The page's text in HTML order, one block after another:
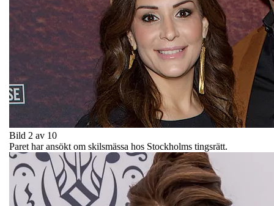
Bild 2 av 10
Paret har ansökt om skilsmässa hos Stockholms tingsrätt.